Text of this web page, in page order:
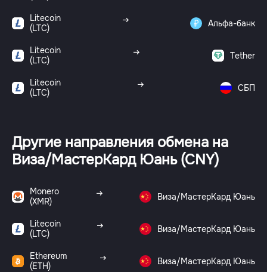
Litecoin
(LTC)
Альфа-банк
Litecoin
(LTC)
Tether
Litecoin
(LTC)
СБП
Другие направления обмена на
Виза/МастерКард Юань (CNY)
Monero
(XMR)
Виза/МастерКард Юань
Litecoin
(LTC)
Виза/МастерКард Юань
Ethereum
(ETH)
Виза/МастерКард Юань